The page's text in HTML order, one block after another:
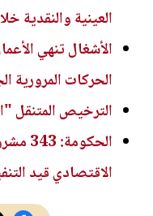
العينية والنقدية
الأشغال تنهي
الحركات المرورية
الترخيص المتنقل
الاقتصادي قيد